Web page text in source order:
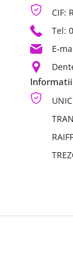
CIF:
Tel:
E-